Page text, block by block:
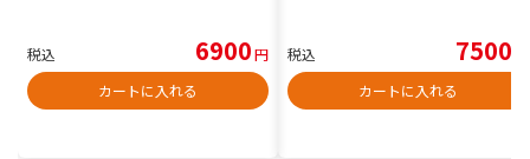
税込 6900円
カートに入れる
税込 7500
カートに入れる